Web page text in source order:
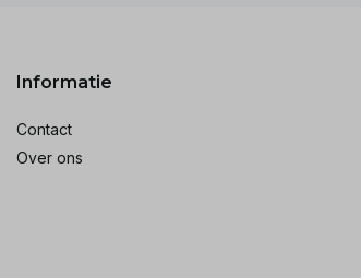
Informatie
Contact
Over ons